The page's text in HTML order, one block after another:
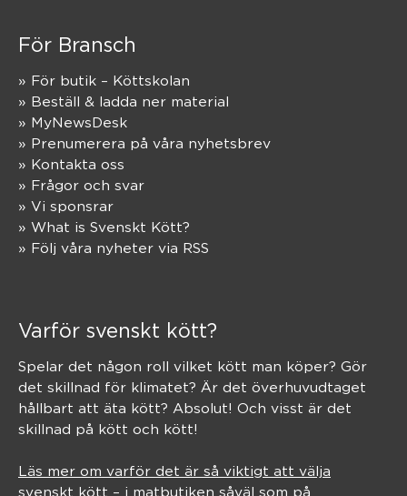
För Bransch
» För butik – Köttskolan
» Beställ & ladda ner material
» MyNewsDesk
» Prenumerera på våra nyhetsbrev
» Kontakta oss
» Frågor och svar
» Vi sponsrar
» What is Svenskt Kött?
» Följ våra nyheter via RSS
Varför svenskt kött?
Spelar det någon roll vilket kött man köper? Gör
det skillnad för klimatet? Är det överhuvudtaget
hållbart att äta kött? Absolut! Och visst är det
skillnad på kött och kött!
Läs mer om varför det är så viktigt att välja
svenskt kött – i matbutiken såväl som på